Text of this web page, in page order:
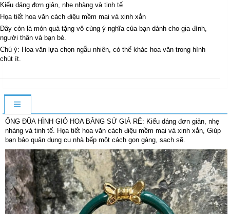
Kiểu dáng đơn giản, nhẹ nhàng và tinh tế
Họa tiết hoa văn cách điệu mềm mại và xinh xắn
Đây còn là món quà tặng vô cùng ý nghĩa của bạn dành cho gia đình,
người thân và bạn bè.
Chú ý: Hoa văn lựa chọn ngẫu nhiên, có thể khác hoa văn trong hình
chút ít.
ỐNG ĐŨA HÌNH GIỎ HOA BẰNG SỨ GIÁ RẺ: Kiểu dáng đơn giản, nhẹ
nhàng và tinh tế. Họa tiết hoa văn cách điệu mềm mại và xinh xắn, Giúp
bạn bảo quản dụng cụ nhà bếp một cách gọn gàng, sạch sẽ.